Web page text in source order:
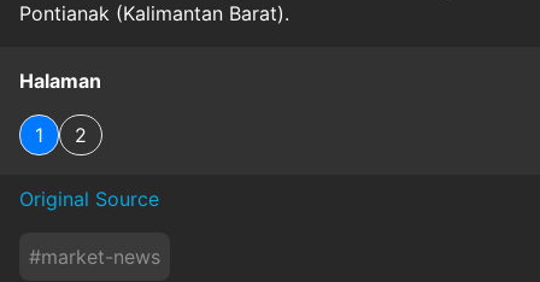
Pontianak (Kalimantan Barat).
Halaman
1 2
Original Source
#market-news